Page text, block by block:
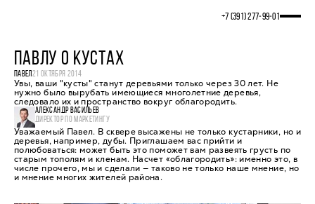
+7 (391) 277‒99‒01
ПАВЛУ О КУСТАХ
ПАВЕЛ 21 ОКТЯБРЯ 2014
Увы, ваши "кусты" станут деревьями только через 30 лет. Не
нужно было вырубать имеющиеся многолетние деревья,
следовало их и пространство вокруг облагородить.
АЛЕКСАНДР ВАСИЛЬЕВ
ДИРЕКТОР ПО МАРКЕТИНГУ
Уважаемый Павел. В сквере высажены не только кустарники, но и
деревья, например, дубы. Приглашаем вас прийти и
полюбоваться: может быть это поможет вам развеять грусть по
старым тополям и кленам. Насчет «облагородить»: именно это, в
числе прочего, мы и сделали — таково не только наше мнение, но
и мнение многих жителей района.